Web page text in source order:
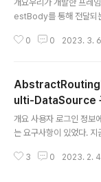
당 클래스를 프록시로 만
다. 이전편에서
yCreator라는 빈 후처리
개요우리가 개발한 프레
estBody를 통해 전달되
의 코드를 복습할 수 있어
려면 먼저 SpringMVC가
해야 한다.이해를 돕기 위
위의 그림과 같이, 먼
아서 doDispatch() 메
하고, 그 결과에 따라서
dlerAdapter를 보면,
0 0 2023. 3.
ulti-DataSource
개요 사용자 로그인 정보
는 요구사항이 있었다.
ource를 빈으로 주입하
3 0 2023. 2.